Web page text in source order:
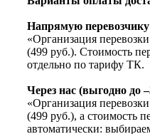
Напрямую перевозчику
«Организация
(499 руб.). Стоимость
отдельно по тарифу ТК.
Через нас (выгодно до
«Организация
(499 руб.), а стоимость
автоматически: